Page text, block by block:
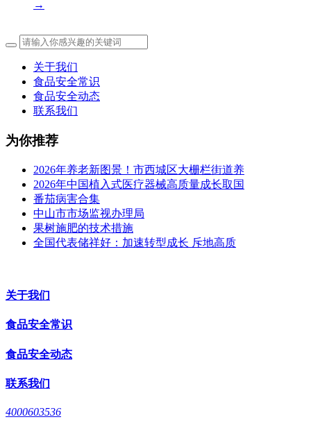
→
关于我们
食品安全常识
食品安全动态
联系我们
为你推荐
2026年养老新图景！市西城区大栅栏街道养
2026年中国植入式医疗器械高质量成长取国
番茄病害合集
中山市市场监视办理局
果树施肥的技术措施
全国代表储祥好：加速转型成长 斥地高质
关于我们
食品安全常识
食品安全动态
联系我们
4000603536